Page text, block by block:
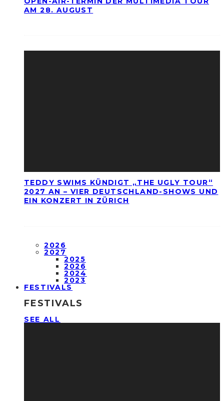
AM 28. AUGUST
TEDDY SWIMS KÜNDIGT „THE UGLY TOUR“
2027 AN – VIER DEUTSCHLAND-SHOWS UND
EIN KONZERT IN ZÜRICH
2026
2027
2025
2026
2024
2023
FESTIVALS
FESTIVALS
SEE ALL